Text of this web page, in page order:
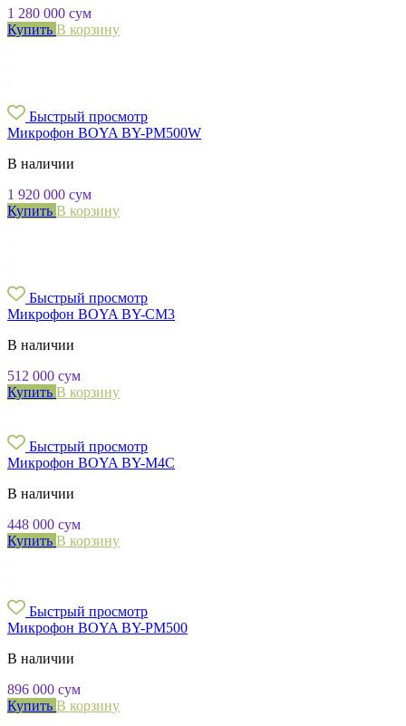
1 280 000 сум
Купить В корзину
Быстрый просмотр
Микрофон BOYA BY-PM500W
В наличии
1 920 000 сум
Купить В корзину
Быстрый просмотр
Микрофон BOYA BY-CM3
В наличии
512 000 сум
Купить В корзину
Быстрый просмотр
Микрофон BOYA BY-M4C
В наличии
448 000 сум
Купить В корзину
Быстрый просмотр
Микрофон BOYA BY-PM500
В наличии
896 000 сум
Купить В корзину